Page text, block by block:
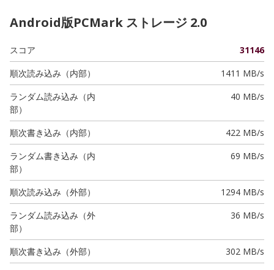
Android版PCMark ストレージ 2.0
スコア
31146
順次読み込み（内部）
1411 MB/s
ランダム読み込み（内
部）
40 MB/s
順次書き込み（内部）
422 MB/s
ランダム書き込み（内
部）
69 MB/s
順次読み込み（外部）
1294 MB/s
ランダム読み込み（外
部）
36 MB/s
順次書き込み（外部）
302 MB/s